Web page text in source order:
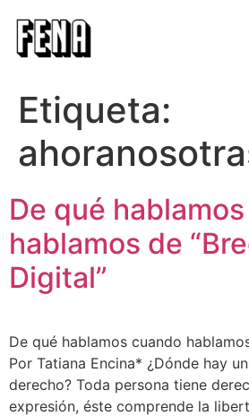
Etiqueta:
De qué
hablamos de
Digital”
De qué hablamos cuando
Por Tatiana Encina* ¿Dónde hay
derecho? Toda persona tiene
expresión, éste comprende la